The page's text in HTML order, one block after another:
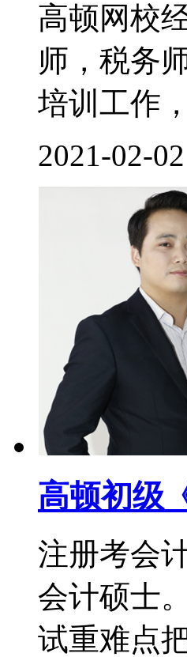
高顿网校
师，税务
培训工作
2021-02-02
高顿初级
注册考会
会计硕士
试重难点